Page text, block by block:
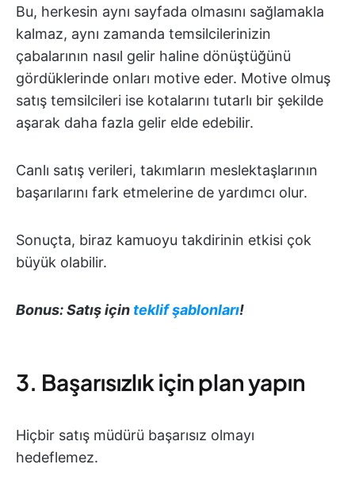
Bu, herkesin aynı sayfada olmasını sağlamakla
kalmaz, aynı zamanda temsilcilerinizin
çabalarının nasıl gelir haline dönüştüğünü
gördüklerinde onları motive eder. Motive olmuş
satış temsilcileri ise kotalarını tutarlı bir şekilde
aşarak daha fazla gelir elde edebilir.
Canlı satış verileri, takımların meslektaşlarının
başarılarını fark etmelerine de yardımcı olur.
Sonuçta, biraz kamuoyu takdirinin etkisi çok
büyük olabilir.
Bonus: Satış için teklif şablonları!
3. Başarısızlık için plan yapın
Hiçbir satış müdürü başarısız olmayı
hedeflemez.